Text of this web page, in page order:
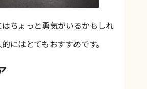
ちょっと勇気がいるかもしれ
にはとてもおすすめです。